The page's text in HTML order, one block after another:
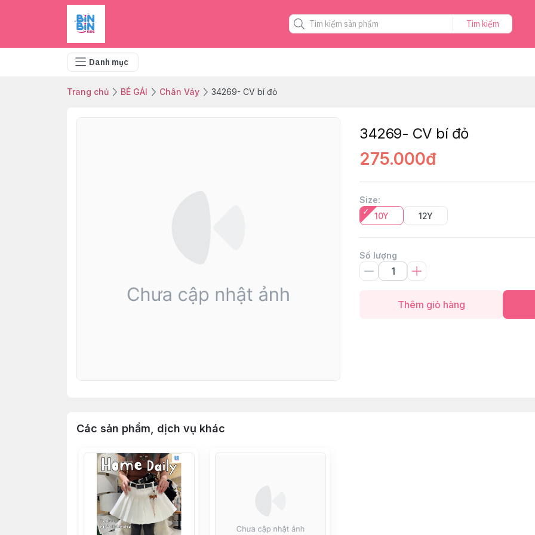
Tìm kiếm
Danh mục
Trang chủ BÉ GÁI Chân Váy 34269- CV bí đỏ
34269- CV bí đỏ
275.000đ
Size:
10Y
12Y
Số lượng
Thêm giỏ hàng
Các sản phẩm, dịch vụ khác